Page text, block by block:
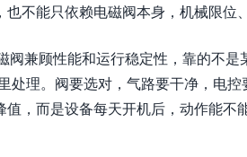
不能只依赖电磁阀本身，机械限位
阀兼顾性能和运行稳定性，靠的不是
处理。阀要选对，气路要干净，电
，而是设备每天开机后，动作能不